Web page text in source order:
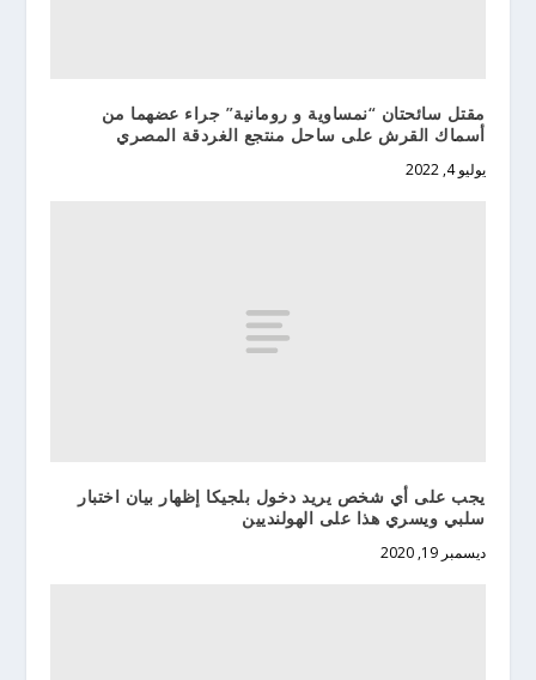
مقتل سائحتان “نمساوية و رومانية” جراء عضهما من
أسماك القرش على ساحل منتجع الغردقة المصري
يوليو 4, 2022
يجب على أي شخص يريد دخول بلجيكا إظهار بيان اختبار
سلبي ويسري هذا على الهولنديين
ديسمبر 19, 2020